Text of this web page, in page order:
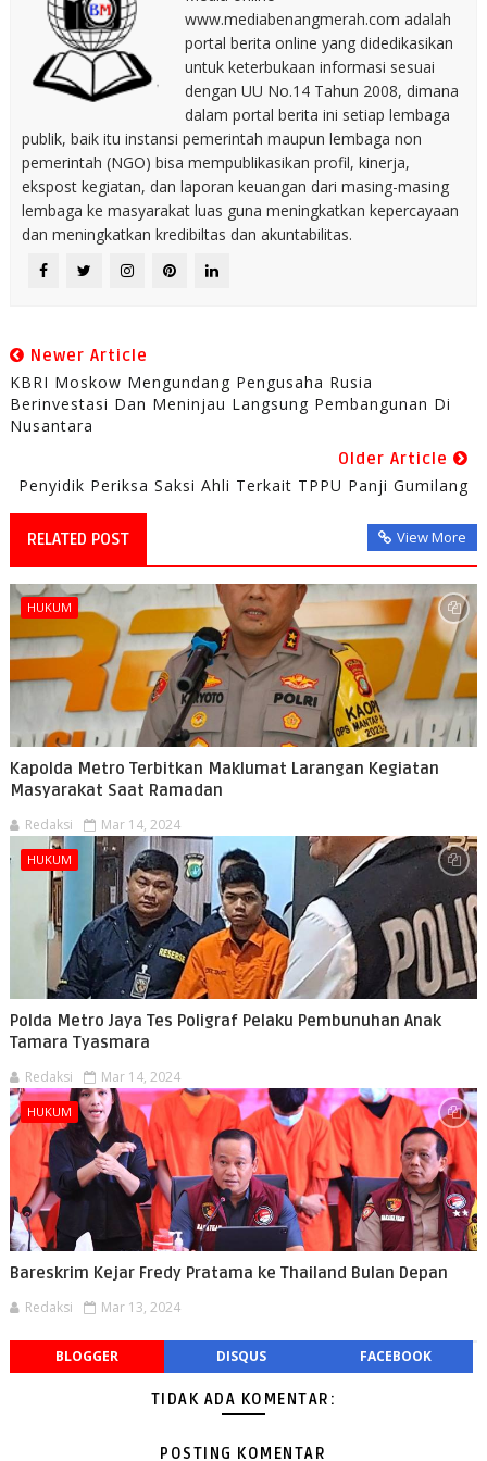
www.mediabenangmerah.com adalah
portal berita online yang didedikasikan
untuk keterbukaan informasi sesuai
dengan UU No.14 Tahun 2008, dimana
dalam portal berita ini setiap lembaga
publik, baik itu instansi pemerintah maupun lembaga non
pemerintah (NGO) bisa mempublikasikan profil, kinerja,
ekspost kegiatan, dan laporan keuangan dari masing-masing
lembaga ke masyarakat luas guna meningkatkan kepercayaan
dan meningkatkan kredibiltas dan akuntabilitas.
Newer Article
KBRI Moskow Mengundang Pengusaha Rusia
Berinvestasi Dan Meninjau Langsung Pembangunan Di
Nusantara
Older Article
Penyidik Periksa Saksi Ahli Terkait TPPU Panji Gumilang
RELATED POST View More
HUKUM
Kapolda Metro Terbitkan Maklumat Larangan Kegiatan
Masyarakat Saat Ramadan
Redaksi Mar 14, 2024
HUKUM
Polda Metro Jaya Tes Poligraf Pelaku Pembunuhan Anak
Tamara Tyasmara
Redaksi Mar 14, 2024
HUKUM
Bareskrim Kejar Fredy Pratama ke Thailand Bulan Depan
Redaksi Mar 13, 2024
BLOGGER DISQUS FACEBOOK
TIDAK ADA KOMENTAR:
POSTING KOMENTAR